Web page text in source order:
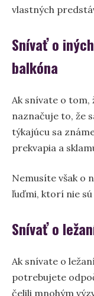
vlastných
Snívať o
balkóna
Ak snívate o tom,
naznačuje to, že
týkajúcu sa
prekvapia a
Nemusíte však o
ľuďmi, ktorí nie
Snívať o
Ak snívate o
potrebujete
čelili mnohým